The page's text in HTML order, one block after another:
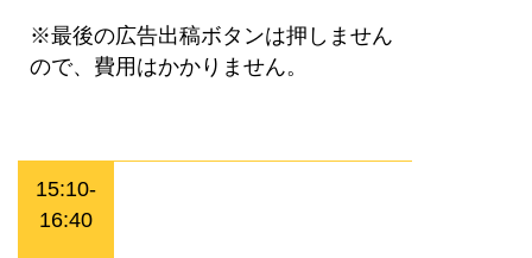
※最後の広告出稿ボタンは押しません
ので、費用はかかりません。
15:10-
16:40